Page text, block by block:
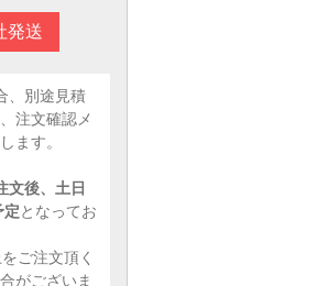
発送
、別途見積
注文確認メ
ます。
文後、土日
定となってお
ご注文頂く
がございま